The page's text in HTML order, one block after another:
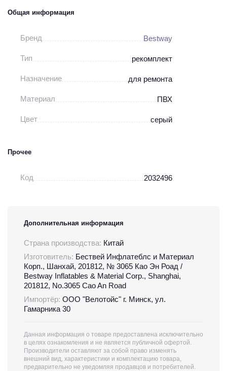
Общая информация
Бренд Bestway
Тип рекомплект
Назначение для ремонта
Материал ПВХ
Цвет серый
Прочее
Код 2032496
Дополнительная информация
Страна производства: Китай
Изготовитель: Бествей Инфлатеблс и Материал
Корп., Шанхай, 201812, № 3065 Као Эн Роад /
Bestway Inflatables & Material Corp., Shanghai,
201812, No.3065 Cao An Road
Импортёр: ООО "Велотойс" г. Минск, ул.
Гамарника 30
Данная информация о товаре предоставлена исключительно
в целях ознакомления и не является публичной офертой.
Производители оставляют за собой право изменять
внешний вид, характеристики и комплектацию товара,
предварительно не уведомляя продавцов и потребителей.